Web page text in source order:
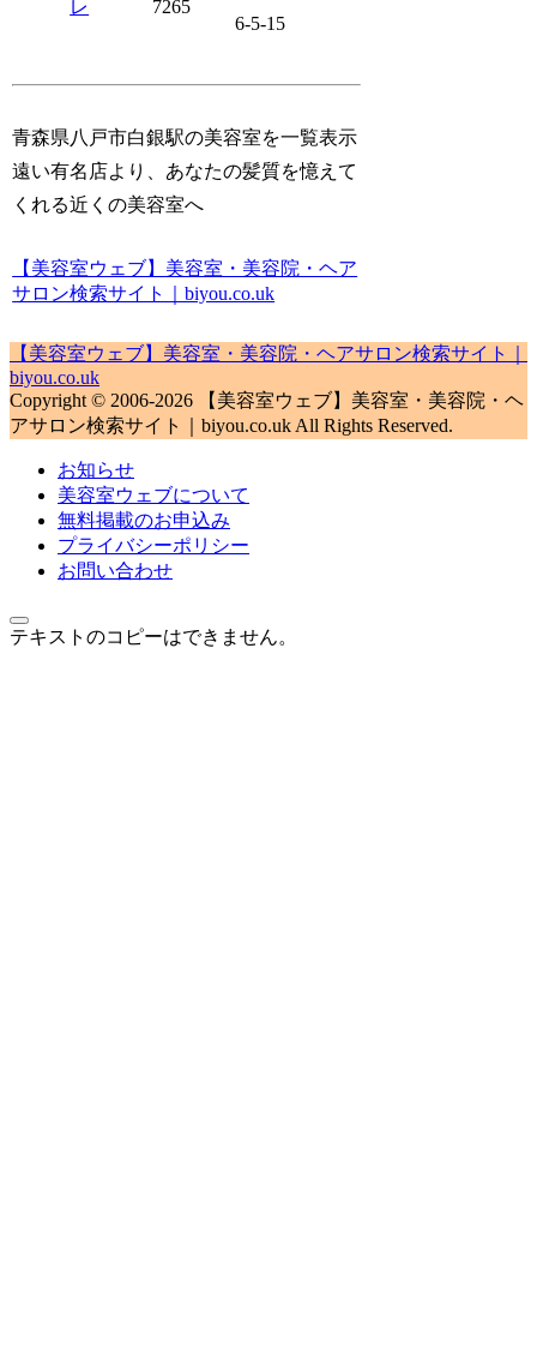
レ
7265
6-5-15
青森県八戸市白銀駅の美容室を一覧表示
遠い有名店より、あなたの髪質を憶えて
くれる近くの美容室へ
【美容室ウェブ】美容室・美容院・ヘア
サロン検索サイト｜biyou.co.uk
【美容室ウェブ】美容室・美容院・ヘアサロン検索サイト｜
biyou.co.uk
Copyright © 2006-2026 【美容室ウェブ】美容室・美容院・ヘ
アサロン検索サイト｜biyou.co.uk All Rights Reserved.
お知らせ
美容室ウェブについて
無料掲載のお申込み
プライバシーポリシー
お問い合わせ
テキストのコピーはできません。